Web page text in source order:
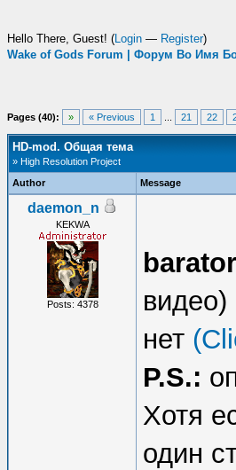
Hello There, Guest! (Login — Register)
Wake of Gods Forum | Форум Во Имя
Pages (40): » « Previous 1 21 22
HD-mod. Общая тема
» High Resolution Project
Author
Message
daemon_n
KEKWA
Posts: 4378
нет
P.S.:
Хотя
один